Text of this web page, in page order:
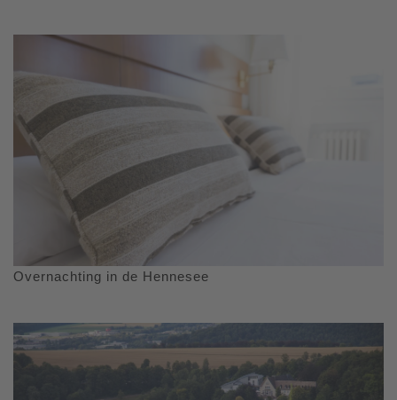
Overnachting in de Hennesee